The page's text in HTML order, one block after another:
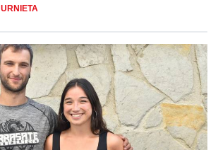
URNIETA